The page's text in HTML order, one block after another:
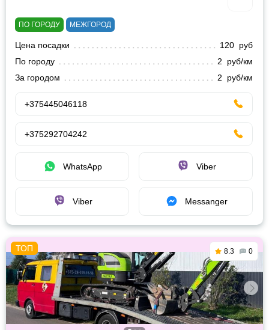
ПО ГОРОДУ МЕЖГОРОД
Цена посадки
120 руб
По городу
2 руб/км
За городом
2 руб/км
+375445046118
+375292704242
WhatsApp Viber
Viber Messanger
8.3 0